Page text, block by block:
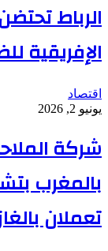
الرباط
الإفريقية
اقتصاد
يونيو 2, 2026
بالمغرب
تعملان